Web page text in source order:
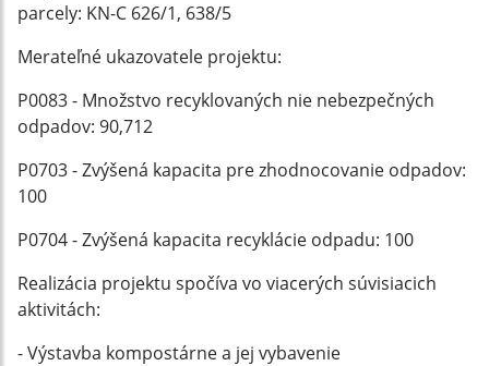
parcely: KN-C 626/1, 638/5
Merateľné ukazovatele projektu:
P0083 - Množstvo recyklovaných nie nebezpečných
odpadov: 90,712
P0703 - Zvýšená kapacita pre zhodnocovanie odpadov:
100
P0704 - Zvýšená kapacita recyklácie odpadu: 100
Realizácia projektu spočíva vo viacerých súvisiacich
aktivitách:
- Výstavba kompostárne a jej vybavenie